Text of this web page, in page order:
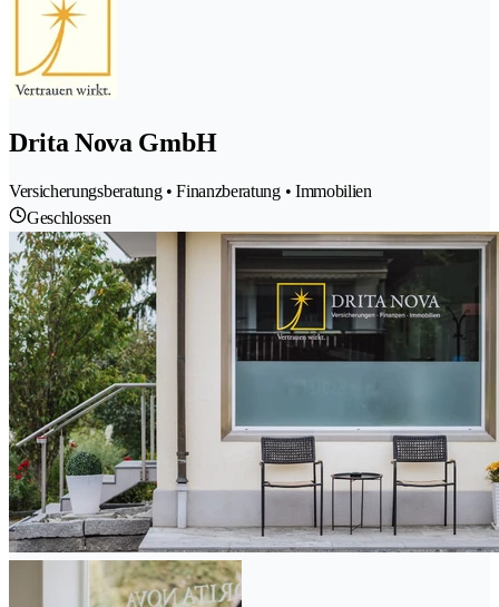
Drita Nova GmbH
Versicherungsberatung • Finanzberatung • Immobilien
Geschlossen